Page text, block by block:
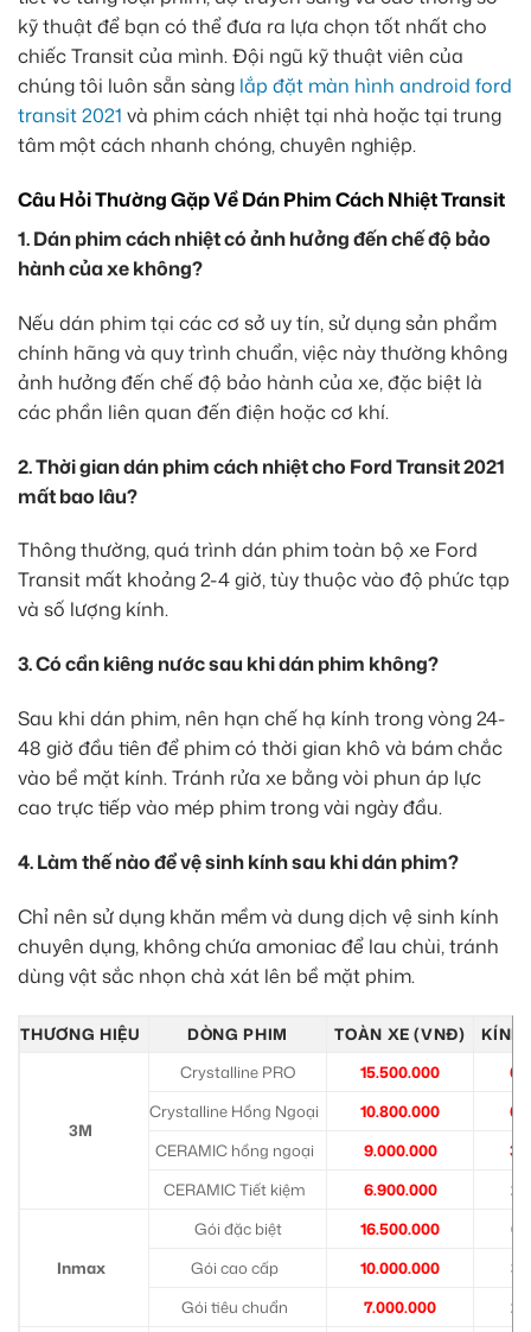
kỹ thuật để bạn có thể đưa ra lựa chọn tốt nhất cho
chiếc Transit của mình. Đội ngũ kỹ thuật viên của
chúng tôi luôn sẵn sàng lắp đặt màn hình android ford
transit 2021 và phim cách nhiệt tại nhà hoặc tại trung
tâm một cách nhanh chóng, chuyên nghiệp.
Câu Hỏi Thường Gặp Về Dán Phim Cách Nhiệt Transit
1. Dán phim cách nhiệt có ảnh hưởng đến chế độ bảo
hành của xe không?
Nếu dán phim tại các cơ sở uy tín, sử dụng sản phẩm
chính hãng và quy trình chuẩn, việc này thường không
ảnh hưởng đến chế độ bảo hành của xe, đặc biệt là
các phần liên quan đến điện hoặc cơ khí.
2. Thời gian dán phim cách nhiệt cho Ford Transit 2021
mất bao lâu?
Thông thường, quá trình dán phim toàn bộ xe Ford
Transit mất khoảng 2-4 giờ, tùy thuộc vào độ phức tạp
và số lượng kính.
3. Có cần kiêng nước sau khi dán phim không?
Sau khi dán phim, nên hạn chế hạ kính trong vòng 24-
48 giờ đầu tiên để phim có thời gian khô và bám chắc
vào bề mặt kính. Tránh rửa xe bằng vòi phun áp lực
cao trực tiếp vào mép phim trong vài ngày đầu.
4. Làm thế nào để vệ sinh kính sau khi dán phim?
Chỉ nên sử dụng khăn mềm và dung dịch vệ sinh kính
chuyên dụng, không chứa amoniac để lau chùi, tránh
dùng vật sắc nhọn chà xát lên bề mặt phim.
THƯƠNG HIỆU DÒNG PHIM TOÀN XE (VNĐ) KÍNH
3M
Crystalline PRO 15.500.000
Crystalline Hồng Ngoại
10.800.000
CERAMIC hồng ngoại
9.000.000
CERAMIC Tiết kiệm
6.900.000
Inmax
Gói đặc biệt 16.500.000
Gói cao cấp
10.000.000
Gói tiêu chuẩn
7.000.000